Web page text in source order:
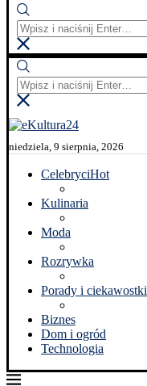
niedziela, 9 sierpnia, 2026
CelebryciHot
Kulinaria
Moda
Rozrywka
Porady i ciekawostki
Biznes
Dom i ogród
Technologia